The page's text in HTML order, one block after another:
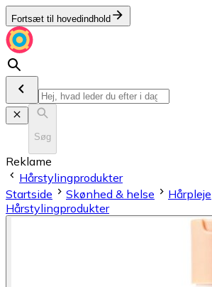
Fortsæt til hovedindhold
Søg
Reklame
Hårstylingprodukter
Startside
Skønhed & helse
Hårpleje
Hårstylingprodukter